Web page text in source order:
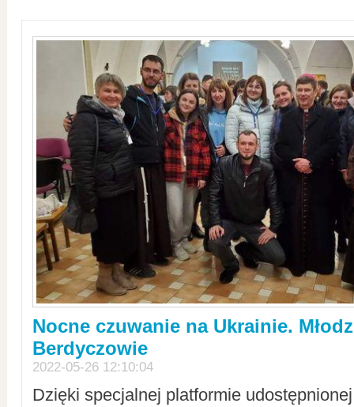
Nocne czuwanie na Ukrainie.
Berdyczowie
2022-05-26 12:10:04
Dzięki specjalnej platformie